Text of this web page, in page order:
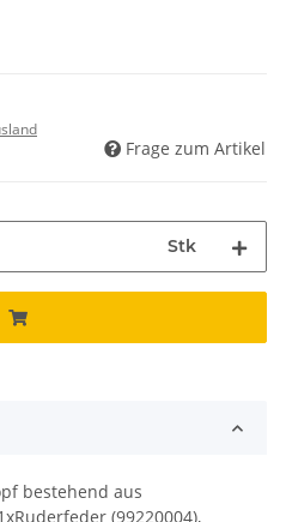
Frage zum Artikel
Stk
bestehend aus
(99220004),